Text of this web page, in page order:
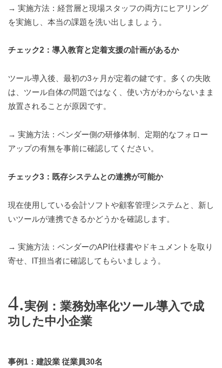
→ 実施方法：経営層と現場スタッフの両方にヒアリング
を実施し、本当の課題を洗い出しましょう。
チェック2：導入教育と定着支援の計画があるか
ツール導入後、最初の3ヶ月が定着の鍵です。多くの失敗
は、ツール自体の問題ではなく、使い方がわからないまま
放置されることが原因です。
→ 実施方法：ベンダー側の研修体制、定期的なフォロー
アップの有無を事前に確認してください。
チェック3：既存システムとの連携が可能か
現在使用している会計ソフトや顧客管理システムと、新し
いツールが連携できるかどうかを確認します。
→ 実施方法：ベンダーのAPI仕様書やドキュメントを取り
寄せ、IT担当者に確認してもらいましょう。
実例：業務効率化ツール導入で成
功した中小企業
事例1：建設業 従業員30名